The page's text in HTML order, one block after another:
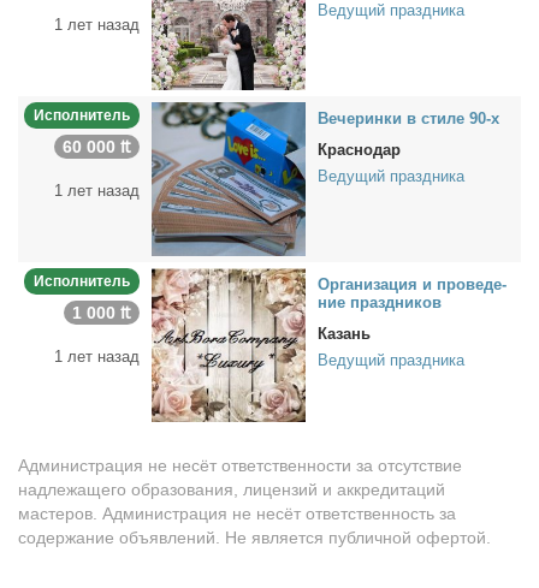
1 лет назад
Ведущий праздника
Исполнитель
60 000 ₶
1 лет назад
Ве­че­рин­ки в сти­ле 90-х
Краснодар
Ведущий праздника
Исполнитель
1 000 ₶
1 лет назад
Ор­га­ни­за­ция и про­ве­де­
ние празд­ни­ков
Казань
Ведущий праздника
Администрация не несёт ответственности за отсутствие
надлежащего образования, лицензий и аккредитаций
мастеров. Администрация не несёт ответственность за
содержание объявлений. Не является публичной офертой.